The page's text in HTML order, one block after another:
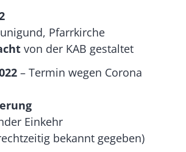
Pfarrkirche
von der KAB gestaltet
– Termin wegen Corona
Einkehr
bekannt gegeben)